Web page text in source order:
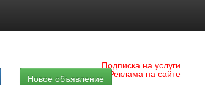
Подписка на услуги
Реклама на сайте
Новое объявление